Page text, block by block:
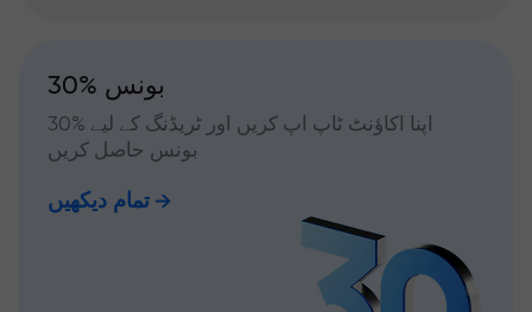
30% بونس
اپنا اکاؤنٹ ٹاپ اپ کریں اور ٹریڈنگ کے لیے %30
بونس حاصل کریں
تمام دیکھیں